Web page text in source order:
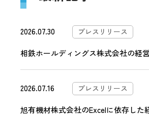
2026.07.30 プレスリリース
相鉄ホールディングス株式会社の経
2026.07.16 プレスリリース
旭有機材株式会社のExcelに依存し